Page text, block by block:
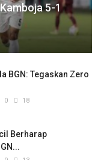
5-1
BGN: Tegaskan Zero
0 18
Berharap